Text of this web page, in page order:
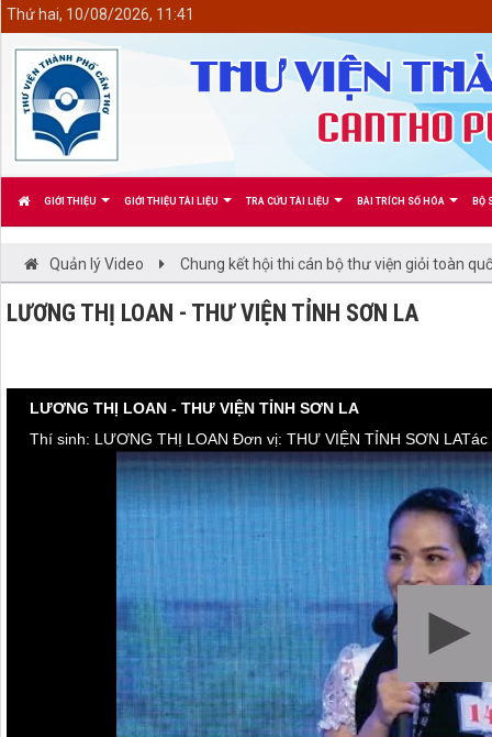
GIỚI THIỆU GIỚI THIỆU TÀI LIỆU TRA CỨU TÀI LIỆU BÀI TRÍCH SỐ HÓA BỘ
Thứ hai, 10/08/2026, 11:41
Quản lý Video Chung kết hội thi cán bộ thư viện giỏi toàn
LƯƠNG THỊ LOAN - THƯ VIỆN TỈNH SƠN LA
LƯƠNG THỊ LOAN - THƯ VIỆN TỈNH SƠN LA
<